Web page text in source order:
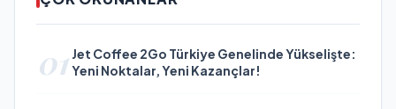
01 Jet Coffee 2Go Türkiye Genelinde Yükselişte:
Yeni Noktalar, Yeni Kazançlar!